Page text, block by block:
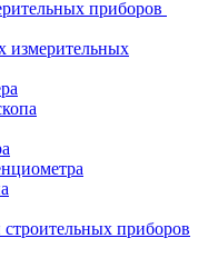
приборов
измерительных
приборов